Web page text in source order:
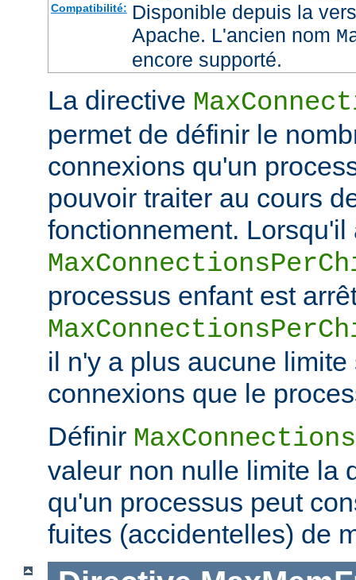
Compatibilité: Disponible depuis la
Apache. L'ancien nom
encore supporté.
La directive
permet de définir le
connexions qu'un
pouvoir traiter au cours
fonctionnement. Lorsqu'il
processus enfant est
il n'y a plus aucune
connexions que le
Définir
valeur non nulle limite la
qu'un processus peut
fuites (accidentelles) de